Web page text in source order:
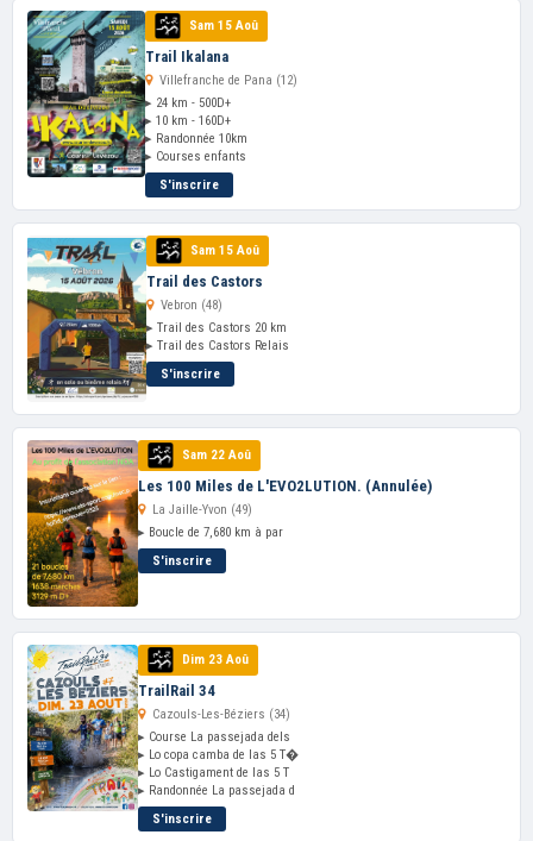
Sam 15 Aoû
Trail Ikalana
Villefranche de Pana (12)
▸ 24 km - 500D+
▸ 10 km - 160D+
▸ Randonnée 10km
▸ Courses enfants
S'inscrire
Sam 15 Aoû
Trail des Castors
Vebron (48)
▸ Trail des Castors 20 km
▸ Trail des Castors Relais
S'inscrire
Sam 22 Aoû
Les 100 Miles de L'EVO2LUTION. (Annulée)
La Jaille-Yvon (49)
▸ Boucle de 7,680 km à par
S'inscrire
Dim 23 Aoû
TrailRail 34
Cazouls-Les-Béziers (34)
▸ Course La passejada dels
▸ Lo copa camba de las 5 T�
▸ Lo Castigament de las 5 T
▸ Randonnée La passejada d
S'inscrire